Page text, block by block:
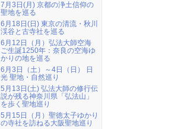
7月3日(月) 京都の浄土信仰の
聖地を巡る
6月18日(日) 東京の清流・秋川
渓谷と古寺社を巡る
6月12日（月）弘法大師空海
ご生誕1250年：奈良の空海ゆ
かりの地を巡る
6月3日（土）～4日（日） 日
光 聖地・自然巡り
5月13日(土) 弘法大師の修行伝
説が残る神奈川県「弘法山」
を歩く聖地巡り
5月15日（月）聖徳太子ゆかり
の寺社を訪ねる大阪聖地巡り